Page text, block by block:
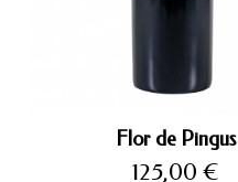
Flor de Pingus
Precio
125,00 €